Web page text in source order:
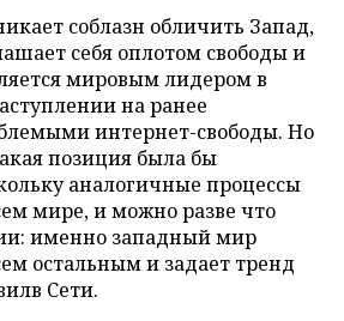
соблазн обличить Запад,
себя оплотом свободы и
мировым лидером в
на ранее
интернет-свободы. Но
позиция была бы
аналогичные процессы
мире, и можно разве что
именно западный мир
остальным и задает тренд
Сети.